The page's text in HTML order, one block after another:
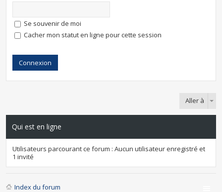
Se souvenir de moi
Cacher mon statut en ligne pour cette session
Aller à
Qui est en ligne
Utilisateurs parcourant ce forum : Aucun utilisateur enregistré et
1 invité
Index du forum